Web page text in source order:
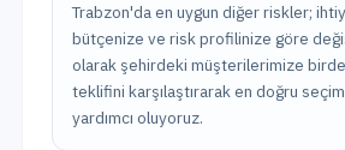
Trabzon'da en uygun diğer riskler;
bütçenize ve risk profilinize göre
olarak şehirdeki müşterilerimize
teklifini karşılaştırarak en doğru
yardımcı oluyoruz.